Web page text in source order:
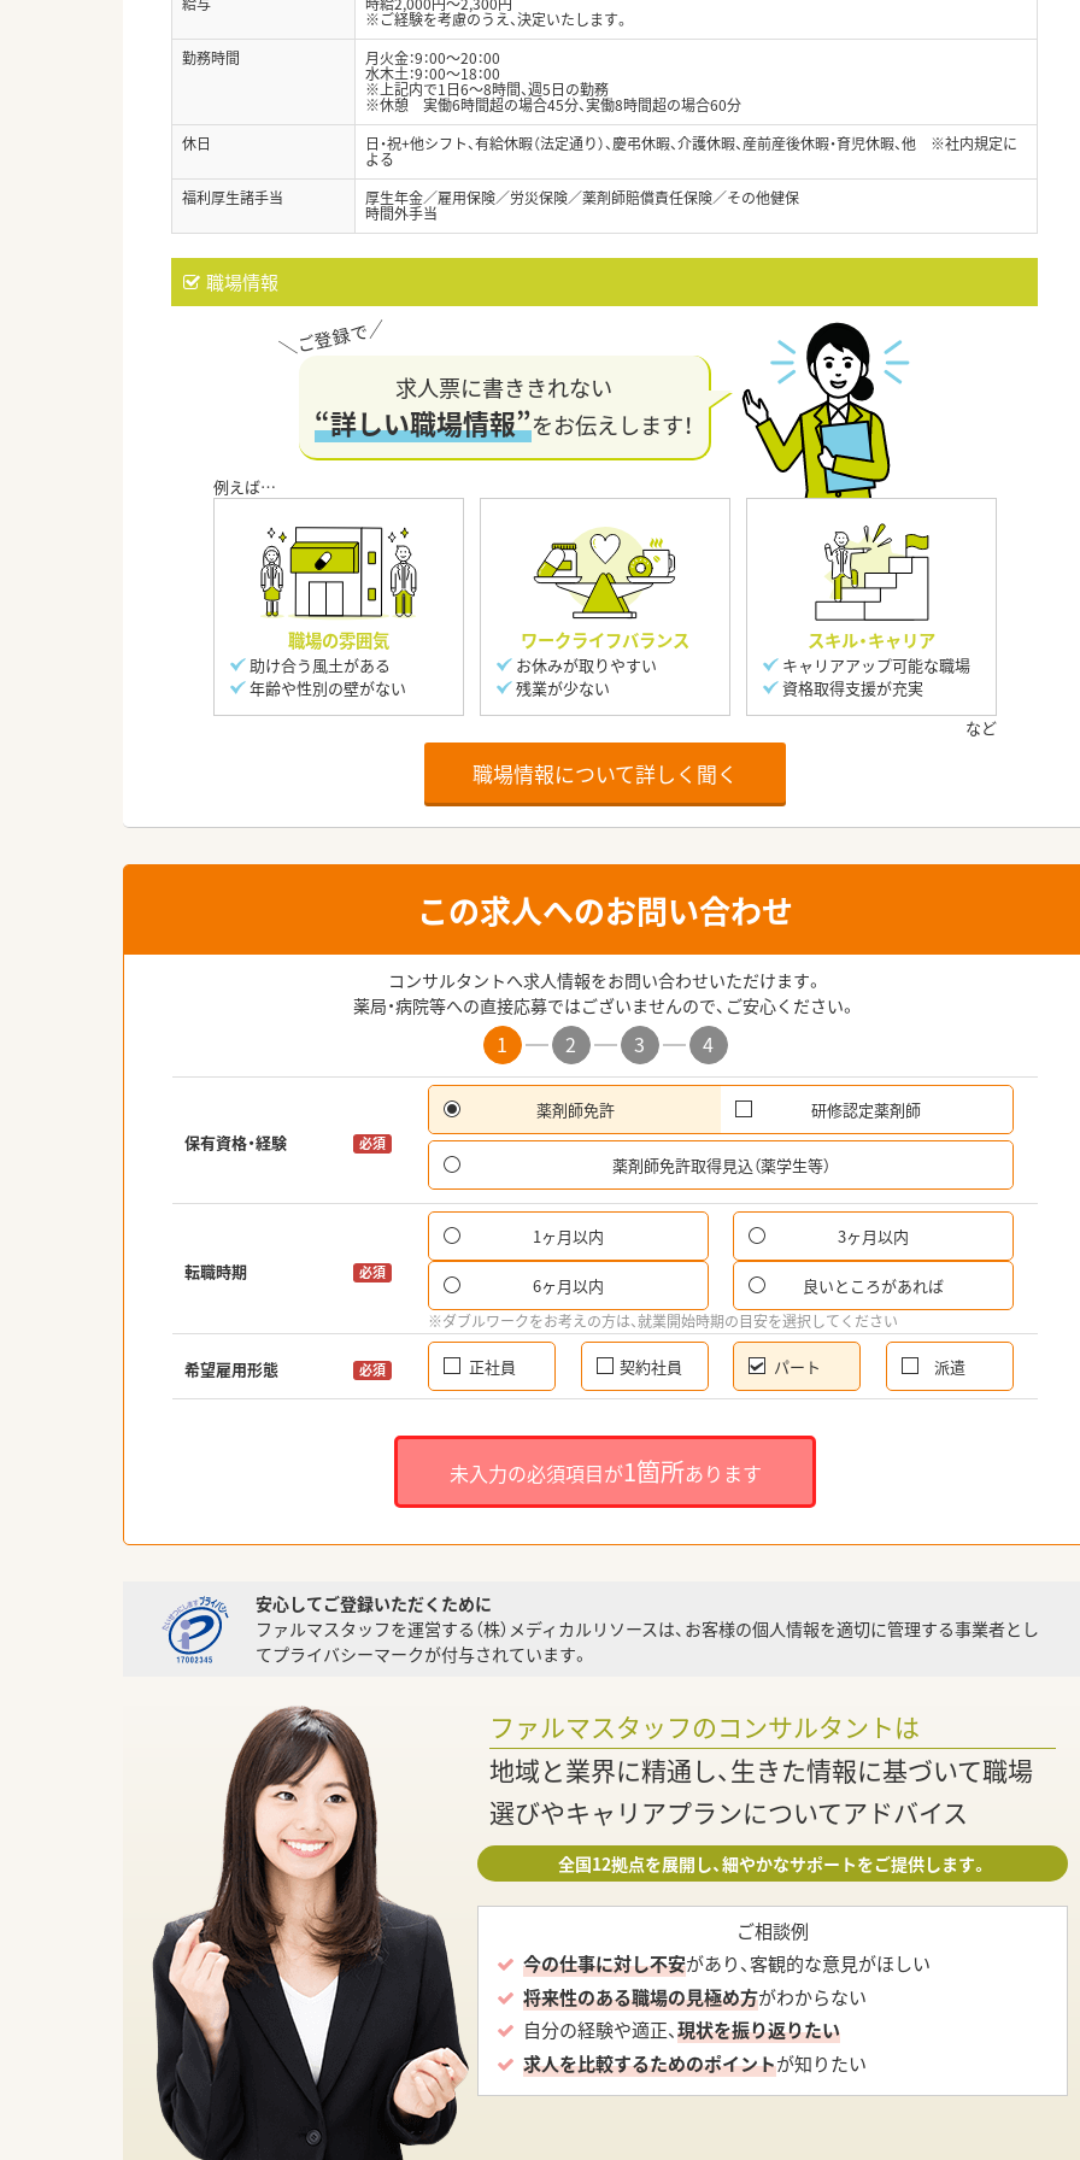
※ご経験を考慮のうえ、決定いたします。
勤務時間
月火金：9：00～20：00
水木土：9：00～18：00
※上記内で1日6～8時間、週5日の勤務
※休憩 実働6時間超の場合45分、実働8時間超の場合60分
休日
日・祝+他シフト、有給休暇（法定通り）、慶弔休暇、介護休暇、産前産後休暇・育児休暇、他 ※社内規定に
よる
福利厚生諸手当
厚生年金／雇用保険／労災保険／薬剤師賠償責任保険／その他健保
時間外手当
職場情報
求人票に書ききれない
“詳しい職場情報”をお伝えします！
職場の雰囲気
助け合う風土がある
年齢や性別の壁がない
ワークライフバランス
お休みが取りやすい
残業が少ない
スキル・キャリア
キャリアアップ可能な職場
資格取得支援が充実
職場情報について詳しく聞く
この求人へのお問い合わせ
コンサルタントへ求人情報をお問い合わせいただけます。
薬局・病院等への直接応募ではございませんので、ご安心ください。
1 2 3 4
保有資格・経験 必須
薬剤師免許 研修認定薬剤師
薬剤師免許取得見込（薬学生等）
転職時期 必須
1ヶ月以内 3ヶ月以内
6ヶ月以内 良いところがあれば
※ダブルワークをお考えの方は、就業開始時期の目安を選択してください
希望雇用形態 必須 正社員 契約社員 パート 派遣
未入力の必須項目が1箇所あります
安心してご登録いただくために
ファルマスタッフを運営する（株）メディカルリソースは、お客様の個人情報を適切に管理する事業者とし
てプライバシーマークが付与されています。
ファルマスタッフのコンサルタントは
地域と業界に精通し、生きた情報に基づいて職場
選びやキャリアプランについてアドバイス
全国12拠点を展開し、細やかなサポートをご提供します。
ご相談例
今の仕事に対し不安があり、客観的な意見がほしい
将来性のある職場の見極め方がわからない
自分の経験や適正、現状を振り返りたい
求人を比較するためのポイントが知りたい